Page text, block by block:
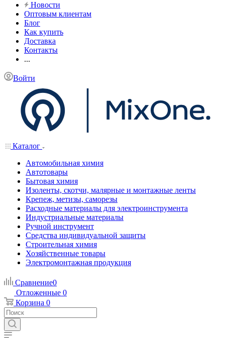
Новости
Оптовым клиентам
Блог
Как купить
Доставка
Контакты
...
Войти
Каталог
Автомобильная химия
Автотовары
Бытовая химия
Изоленты, скотчи, малярные и монтажные ленты
Крепеж, метизы, саморезы
Расходные материалы для электроинструмента
Индустриальные материалы
Ручной инструмент
Средства индивидуальной защиты
Строительная химия
Хозяйственные товары
Электромонтажная продукция
Сравнение0
Отложенные 0
Корзина 0